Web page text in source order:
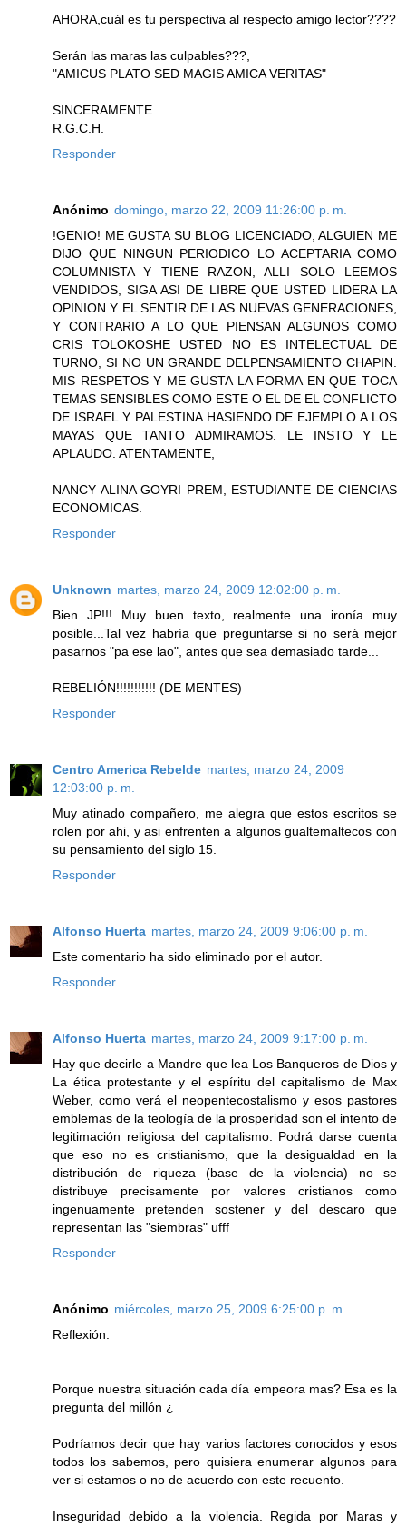
AHORA,cuál es tu perspectiva al respecto amigo lector????
Serán las maras las culpables???,
"AMICUS PLATO SED MAGIS AMICA VERITAS"
SINCERAMENTE
R.G.C.H.
Responder
Anónimo domingo, marzo 22, 2009 11:26:00 p. m.
!GENIO! ME GUSTA SU BLOG LICENCIADO, ALGUIEN ME
DIJO QUE NINGUN PERIODICO LO ACEPTARIA COMO
COLUMNISTA Y TIENE RAZON, ALLI SOLO LEEMOS
VENDIDOS, SIGA ASI DE LIBRE QUE USTED LIDERA LA
OPINION Y EL SENTIR DE LAS NUEVAS GENERACIONES,
Y CONTRARIO A LO QUE PIENSAN ALGUNOS COMO
CRIS TOLOKOSHE USTED NO ES INTELECTUAL DE
TURNO, SI NO UN GRANDE DELPENSAMIENTO CHAPIN.
MIS RESPETOS Y ME GUSTA LA FORMA EN QUE TOCA
TEMAS SENSIBLES COMO ESTE O EL DE EL CONFLICTO
DE ISRAEL Y PALESTINA HASIENDO DE EJEMPLO A LOS
MAYAS QUE TANTO ADMIRAMOS. LE INSTO Y LE
APLAUDO. ATENTAMENTE,
NANCY ALINA GOYRI PREM, ESTUDIANTE DE CIENCIAS
ECONOMICAS.
Responder
Unknown martes, marzo 24, 2009 12:02:00 p. m.
Bien JP!!! Muy buen texto, realmente una ironía muy
posible...Tal vez habría que preguntarse si no será mejor
pasarnos "pa ese lao", antes que sea demasiado tarde...
REBELIÓN!!!!!!!!!!! (DE MENTES)
Responder
Centro America Rebelde martes, marzo 24, 2009
12:03:00 p. m.
Muy atinado compañero, me alegra que estos escritos se
rolen por ahi, y asi enfrenten a algunos gualtemaltecos con
su pensamiento del siglo 15.
Responder
Alfonso Huerta martes, marzo 24, 2009 9:06:00 p. m.
Este comentario ha sido eliminado por el autor.
Responder
Alfonso Huerta martes, marzo 24, 2009 9:17:00 p. m.
Hay que decirle a Mandre que lea Los Banqueros de Dios y
La ética protestante y el espíritu del capitalismo de Max
Weber, como verá el neopentecostalismo y esos pastores
emblemas de la teología de la prosperidad son el intento de
legitimación religiosa del capitalismo. Podrá darse cuenta
que eso no es cristianismo, que la desigualdad en la
distribución de riqueza (base de la violencia) no se
distribuye precisamente por valores cristianos como
ingenuamente pretenden sostener y del descaro que
representan las "siembras" ufff
Responder
Anónimo miércoles, marzo 25, 2009 6:25:00 p. m.
Reflexión.
Porque nuestra situación cada día empeora mas? Esa es la
pregunta del millón ¿
Podríamos decir que hay varios factores conocidos y esos
todos los sabemos, pero quisiera enumerar algunos para
ver si estamos o no de acuerdo con este recuento.
Inseguridad debido a la violencia. Regida por Maras y